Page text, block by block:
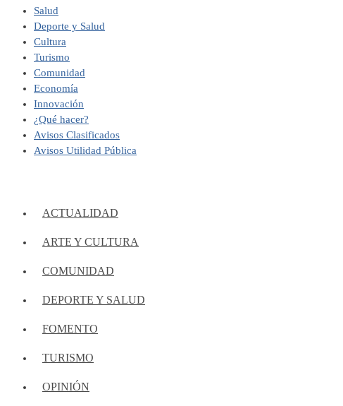
Salud
Deporte y Salud
Cultura
Turismo
Comunidad
Economía
Innovación
¿Qué hacer?
Avisos Clasificados
Avisos Utilidad Pública
ACTUALIDAD
ARTE Y CULTURA
COMUNIDAD
DEPORTE Y SALUD
FOMENTO
TURISMO
OPINIÓN